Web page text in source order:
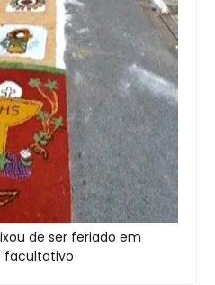
de ser feriado em
facultativo